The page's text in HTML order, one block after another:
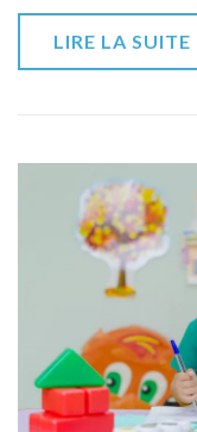
LIRE LA SUITE